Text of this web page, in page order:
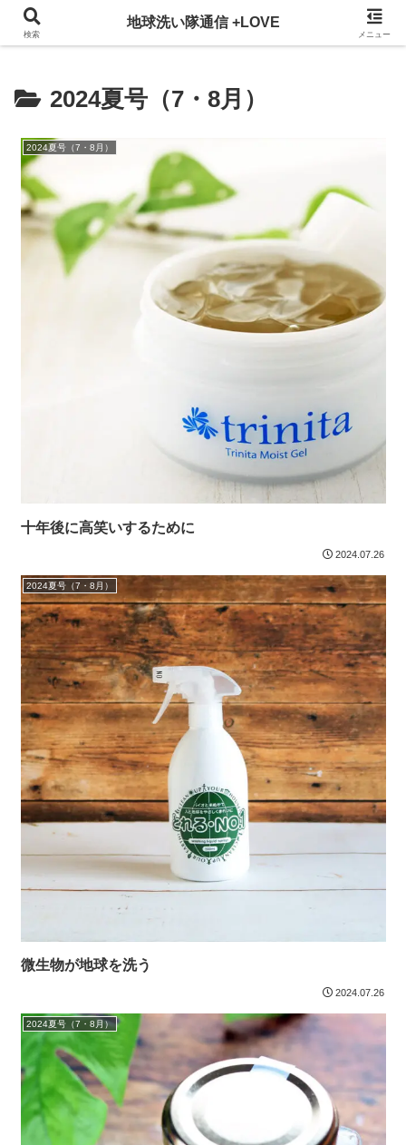
3ヵ月に一回発行している地球洗い隊通信を、WEBでも掲載！
2024夏号（7・8月）
2024夏号（7・8月）
十年後に高笑いするために
2024.07.26
2024夏号（7・8月）
微生物が地球を洗う
2024.07.26
2024夏号（7・8月）
検索
地球洗い隊通信 +LOVE
メニュー